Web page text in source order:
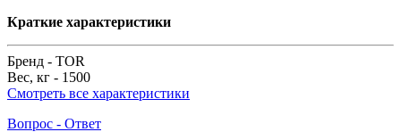
Краткие характеристики
Бренд - TOR
Вес, кг - 1500
Смотреть все характеристики
Вопрос - Ответ